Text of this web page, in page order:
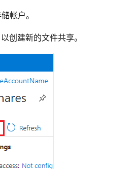
帐户。
创建新的文件共享。